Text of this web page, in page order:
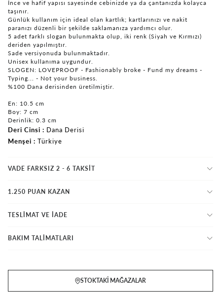
İnce ve hafif yapısı sayesinde cebinizde ya da çantanızda kolayca
taşınır.
Günlük kullanım için ideal olan kartlık; kartlarınızı ve nakit
paranızı düzenli bir şekilde saklamanıza yardımcı olur.
5 adet farklı slogan bulunmakta olup, iki renk (Siyah ve Kırmızı)
deriden yapılmıştır.
Sade versiyonuda bulunmaktadır.
Unisex kullanıma uygundur.
SLOGEN: LOVEPROOF - Fashionably broke - Fund my dreams -
Typing... - Not your business.
%100 Dana derisinden üretilmiştir.
En: 10.5 cm
Boy: 7 cm
Derinlik: 0.3 cm
Deri Cinsi
Dana Derisi
Menşei
Türkiye
VADE FARKSIZ 2 - 6 TAKSIT
1.250 PUAN KAZAN
TESLİMAT VE İADE
BAKIM TALİMATLARI
STOKTAKI MAĞAZALAR